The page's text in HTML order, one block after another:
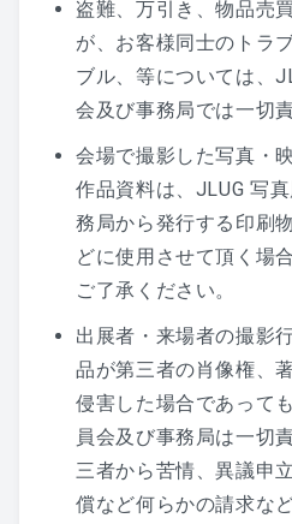
盗難、万引き、物品売
が、お客様同士のトラ
ブル、等については、
会及び事務局では一切
会場で撮影した写真・
作品資料は、JLUG 写
務局から発行する印刷
どに使用させて頂く場
ご了承ください。
出展者・来場者の撮影
品が第三者の肖像権、
侵害した場合であって
員会及び事務局は一切
三者から苦情、異議申
償など何らかの請求な